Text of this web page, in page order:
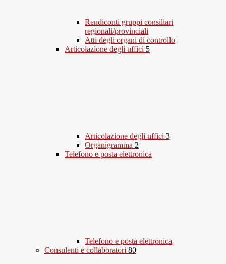
Rendiconti gruppi consiliari
regionali/provinciali
Atti degli organi di controllo
Articolazione degli uffici 5
Articolazione degli uffici 3
Organigramma 2
Telefono e posta elettronica
Telefono e posta elettronica
Consulenti e collaboratori 80